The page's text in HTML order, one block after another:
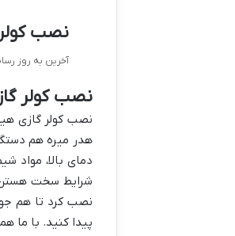
نصب
آخرین به روز رسانی: 15/
نصب کولر
نصب کولر گازی
هدر میره هم
دمای بالا، مواد
شرایط سخت
نصب کرد تا هم
پیدا کنید. با ما